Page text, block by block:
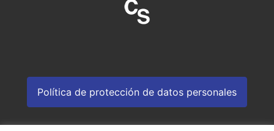
Política de protección de datos personales